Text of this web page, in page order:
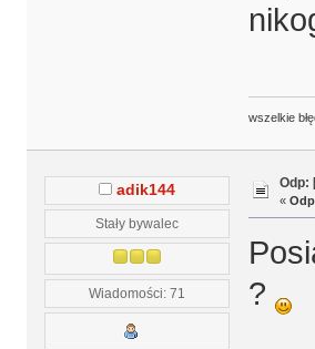
wszelkie
adik144
Stały bywalec
Wiadomości: 71
Odp:
«
?